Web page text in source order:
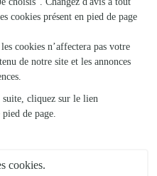
ou une plante à